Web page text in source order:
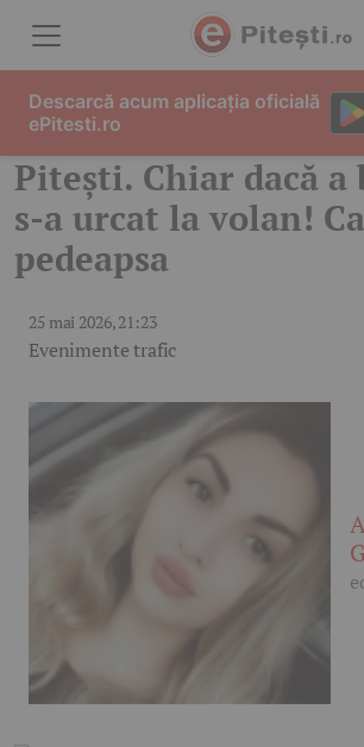
Pitești. Chiar dacă a
s-a urcat la volan!
pedeapsa
25 mai 2026, 21:23
Evenimente trafic
Descarcă acum aplicația oficială
ePitesti.ro